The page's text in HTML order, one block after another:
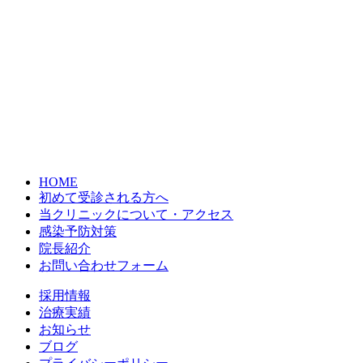
HOME
初めて受診される方へ
当クリニックについて・アクセス
感染予防対策
院長紹介
お問い合わせフォーム
採用情報
治療実績
お知らせ
ブログ